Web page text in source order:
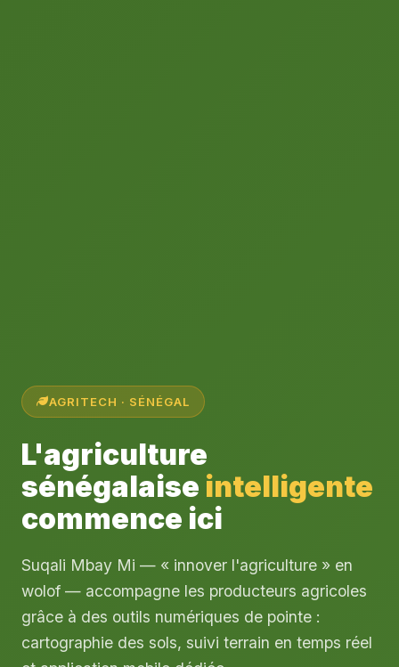
AGRITECH · SÉNÉGAL
L'agriculture
sénégalaise intelligente
commence ici
Suqali Mbay Mi — « innover l'agriculture » en
wolof — accompagne les producteurs agricoles
grâce à des outils numériques de pointe :
cartographie des sols, suivi terrain en temps réel